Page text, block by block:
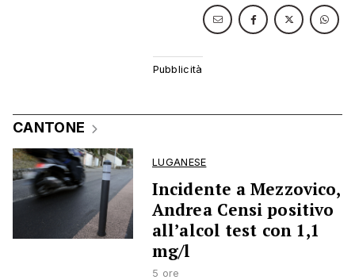
CANTONE
LUGANESE
Incidente a Mezzovico,
Andrea Censi positivo
all’alcol test con 1,1
mg/l
5 ore